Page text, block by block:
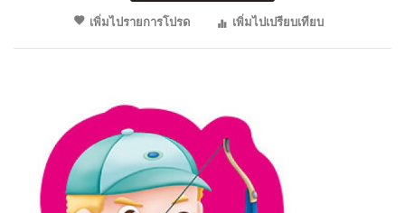
เพิ่มไปรายการโปรด
เพิ่มไปเปรียบเทียบ